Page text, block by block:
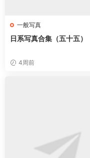
一般写真
日系写真合集（五十五）
4周前